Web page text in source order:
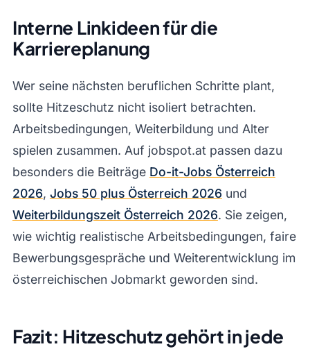
Interne Linkideen für die
Karriereplanung
Wer seine nächsten beruflichen Schritte plant,
sollte Hitzeschutz nicht isoliert betrachten.
Arbeitsbedingungen, Weiterbildung und Alter
spielen zusammen. Auf jobspot.at passen dazu
besonders die Beiträge Do-it-Jobs Österreich
2026, Jobs 50 plus Österreich 2026 und
Weiterbildungszeit Österreich 2026. Sie zeigen,
wie wichtig realistische Arbeitsbedingungen, faire
Bewerbungsgespräche und Weiterentwicklung im
österreichischen Jobmarkt geworden sind.
Fazit: Hitzeschutz gehört in jede